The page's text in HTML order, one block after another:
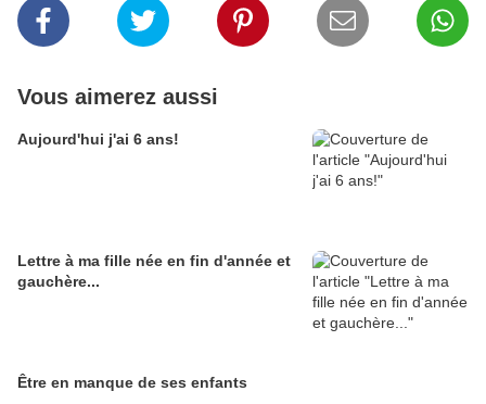
Vous aimerez aussi
Aujourd'hui j'ai 6 ans!
Lettre à ma fille née en fin d'année et
gauchère...
Être en manque de ses enfants